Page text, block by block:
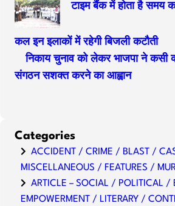
टाइम बैंक में होता है समय
कल इन इलाकों में रहेगी बिजली कटौती
निकाय चुनाव को लेकर भाजपा ने कसी
संगठन सशक्त करने का आह्वान
Categories
ACCIDENT / CRIME / BLAST /
MISCELLANEOUS / FEATURES /
ARTICLE – SOCIAL / POLITICAL
EMPOWERMENT / LITERARY /